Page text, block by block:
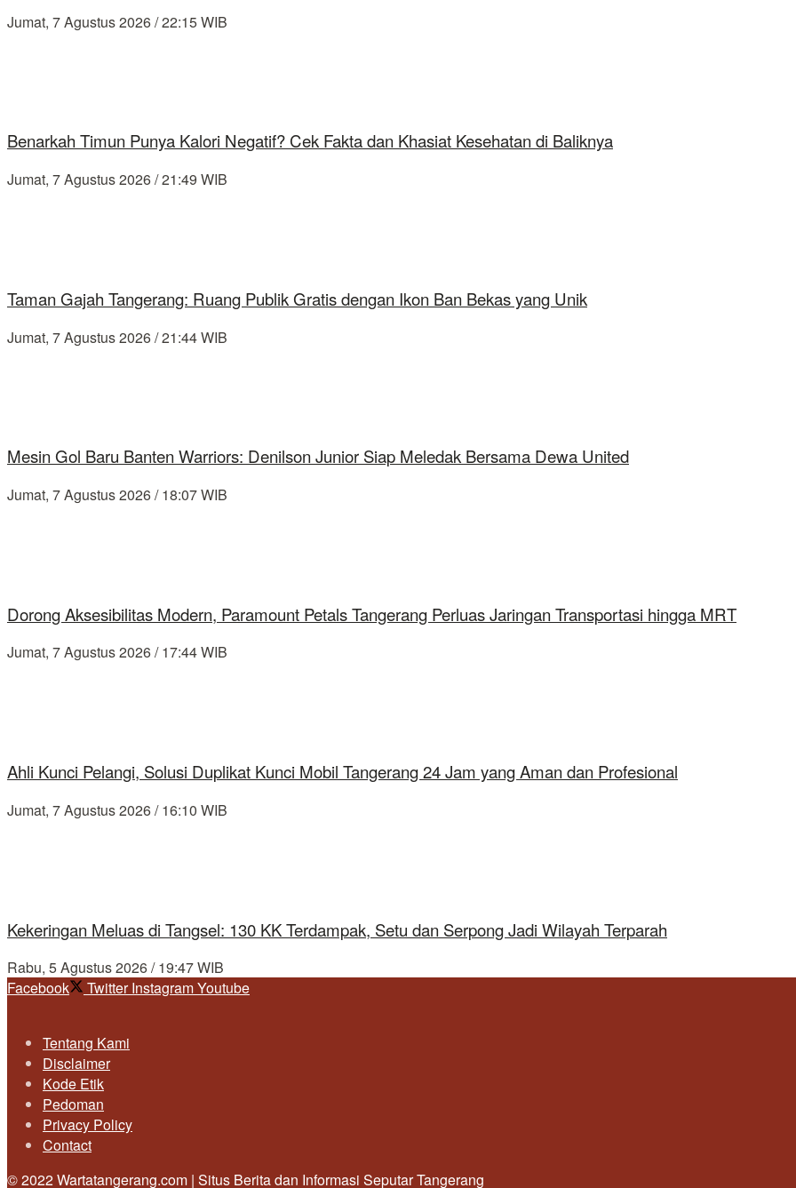
Jumat, 7 Agustus 2026 / 22:15 WIB
Benarkah Timun Punya Kalori Negatif? Cek Fakta dan Khasiat Kesehatan di Baliknya
Jumat, 7 Agustus 2026 / 21:49 WIB
Taman Gajah Tangerang: Ruang Publik Gratis dengan Ikon Ban Bekas yang Unik
Jumat, 7 Agustus 2026 / 21:44 WIB
Mesin Gol Baru Banten Warriors: Denilson Junior Siap Meledak Bersama Dewa United
Jumat, 7 Agustus 2026 / 18:07 WIB
Dorong Aksesibilitas Modern, Paramount Petals Tangerang Perluas Jaringan Transportasi hingga MRT
Jumat, 7 Agustus 2026 / 17:44 WIB
Ahli Kunci Pelangi, Solusi Duplikat Kunci Mobil Tangerang 24 Jam yang Aman dan Profesional
Jumat, 7 Agustus 2026 / 16:10 WIB
Kekeringan Meluas di Tangsel: 130 KK Terdampak, Setu dan Serpong Jadi Wilayah Terparah
Rabu, 5 Agustus 2026 / 19:47 WIB
Facebook
Twitter InstagramYoutube
Tentang Kami
Disclaimer
Kode Etik
Pedoman
Privacy Policy
Contact
© 2022 Wartatangerang.com | Situs Berita dan Informasi Seputar Tangerang